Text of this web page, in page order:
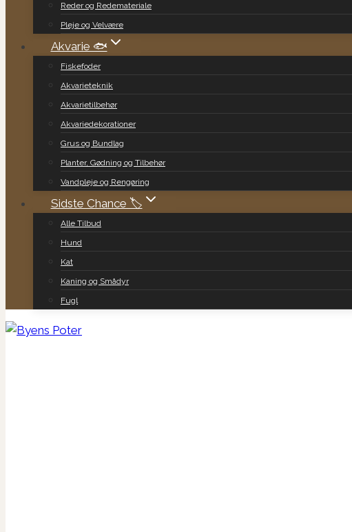
Reder og Redemateriale
Pleje og Velvære
Akvarie 🐟
Fiskefoder
Akvarieteknik
Akvarietilbehør
Akvariedekorationer
Grus og Bundlag
Planter, Gødning og Tilbehør
Vandpleje og Rengøring
Sidste Chance 🏷️
Alle Tilbud
Hund
Kat
Kaning og Smådyr
Fugl